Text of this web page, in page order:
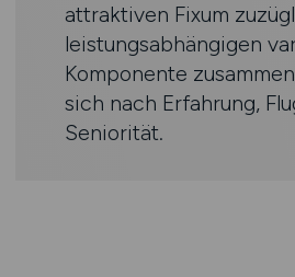
attraktiven Fixum
leistungsabhängigen
Komponente
sich nach Erfahrung,
Seniorität.